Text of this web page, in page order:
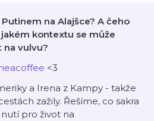
na Alajšce? A čeho
kontextu se může
na vulvu?
<3
a Irena z Kampy - takže
zažily. Řešíme, co sakra
pro život na